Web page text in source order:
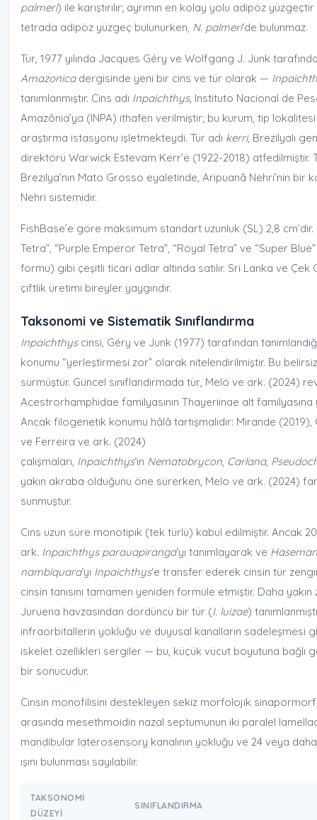
palmeri) ile karıştırılır; ayrımın en kolay yolu adipöz
tetrada adipöz yüzgeç bulunurken, N. palmeri‘de bulunmaz.
Tür, 1977 yılında Jacques Géry ve Wolfgang J. Junk
Amazonicadergisinde yeni bir cins ve tür olarak —
tanımlanmıştır. Cins adı Inpaichthys, Instituto Nacional de
Amazônia’ya (INPA) ithafen verilmiştir; bu kurum, tip lokalitesi
araştırma istasyonu işletmekteydi. Tür adı kerri, Brezilyalı
direktörü Warwick Estevam Kerr’e (1922-2018) atfedilmiştir.
Brezilya’nın Mato Grosso eyaletinde, Aripuanã Nehri’nin bir
Nehri sistemidir.
FishBase’e göre maksimum standart uzunluk (SL) 2,8
Tetra”, “Purple Emperor Tetra”, “Royal Tetra” ve “Super
formu) gibi çeşitli ticari adlar altında satılır. Sri Lanka ve Çek
çiftlik üretimi bireyler yaygındır.
Taksonomi ve Sistematik Sınıflandırma
Inpaichthyscinsi, Géry ve Junk (1977) tarafından
konumu “yerleştirmesi zor” olarak nitelendirilmiştir. Bu
sürmüştür. Güncel sınıflandırmada tür, Melo ve ark. (2024)
Acestrorhamphidae familyasının Thayeriinae alt
Ancak filogenetik konumu hâlâ tartışmalıdır: Mirande
ve Ferreira ve ark. (2024)
çalışmaları, Inpaichthys‘in Nematobrycon, Carlana,
yakın akraba olduğunu öne sürerken, Melo ve ark. (2024)
sunmuştur.
Cins uzun süre monotipik (tek türlü) kabul edilmiştir. Ancak
ark. Inpaichthys parauapiranga‘yı tanımlayarak ve
nambiquara‘yı Inpaichthys‘e transfer ederek cinsin tür
cinsin tanısını tamamen yeniden formüle etmiştir. Daha
Juruena havzasından dördüncü bir tür (I. luizae)
infraorbitallerin yokluğu ve duyusal kanalların sadeleşmesi
iskelet özellikleri sergiler — bu, küçük vücut boyutuna bağlı
bir sonucudur.
Cinsin monofilisini destekleyen sekiz morfolojik sinapormorfi
arasında mesethmoidin nazal septumunun iki paralel
mandibular laterosensory kanalının yokluğu ve 24 veya
ışını bulunması sayılabilir.
TAKSONOMI
DÜZEYI
SINIFLANDIRMA